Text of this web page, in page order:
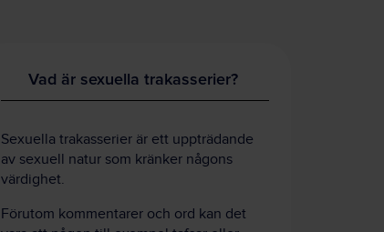
Vad är sexuella trakasserier?
Sexuella trakasserier är ett uppträdande
av sexuell natur som kränker någons
värdighet.
Förutom kommentarer och ord kan det